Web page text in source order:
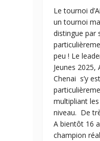
Le tournoi
un tournoi
distingue par
peu ! Le
Jeunes 2025,
Chenai s’y
multipliant
niveau. De
A bientôt 16
champion